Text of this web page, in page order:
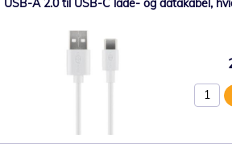
USB-A 2.0 til USB-C lade- og datakabel,